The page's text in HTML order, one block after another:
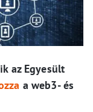
az Egyesült
a web3- és